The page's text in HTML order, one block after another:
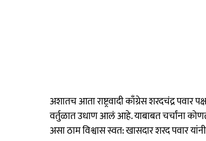
अशातच आता राष्ट्रवादी काँग्रेस शरदचंद्र
वर्तुळात उधाण आलं आहे. याबाबत चर्चांना
असा ठाम विश्वास स्वत: खासदार शरद पवार